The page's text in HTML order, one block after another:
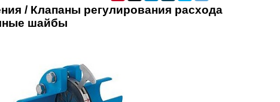
/ Клапаны регулирования расхода
шайбы